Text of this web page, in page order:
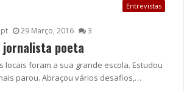
Entrevistas
29 Março, 2016 3
jornalista poeta
locais foram a sua grande escola. Estudou
parou. Abraçou vários desafios,…